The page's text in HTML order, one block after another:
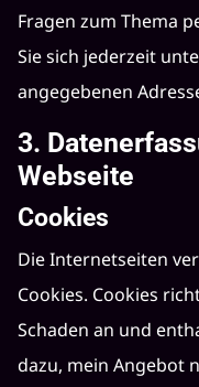
Fragen zum Thema
Sie sich jederzeit
angegebenen
3.
Webseite
Cookies
Die Internetseiten
Cookies. Cookies
Schaden an und
dazu, mein Angebot